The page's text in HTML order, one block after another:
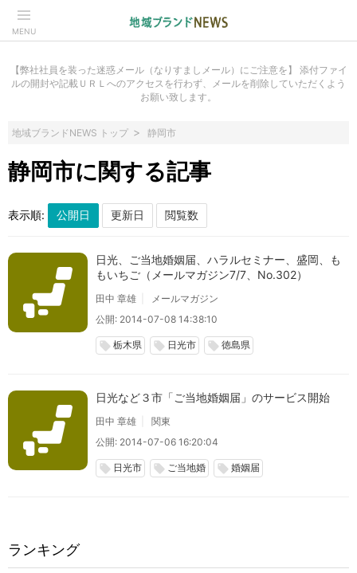
MENU
【弊社社員を装った迷惑メール（なりすましメール）にご注意を】 添付ファイ
ルの開封や記載ＵＲＬへのアクセスを行わず、メールを削除していただくよう
お願い致します。
地域ブランドNEWS トップ 静岡市
静岡市に関する記事
表示順:
日光、ご当地婚姻届、ハラルセミナー、盛岡、も
もいちご（メールマガジン7/7、No.302）
田中 章雄
メールマガジン
公開: 2014-07-08 14:38:10
local_offer 栃木県 local_offer 日光市 local_offer 徳島県
日光など３市「ご当地婚姻届」のサービス開始
田中 章雄
関東
公開: 2014-07-06 16:20:04
local_offer 日光市 local_offer ご当地婚 local_offer 婚姻届
ランキング